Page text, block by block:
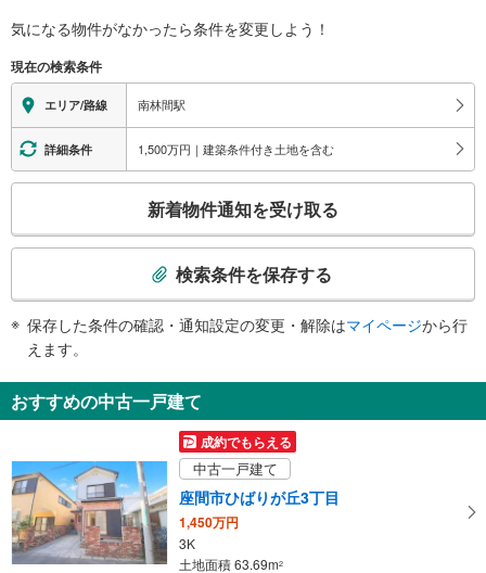
※段差なしでの移動経路
地上⇔改札⇔ホーム：○
エレベータ
・各ホーム⇔改札
・東口
・西口
トイレ
・改札内
気になる物件がなかったら条件を変更しよう！
現在の検索条件
エリア/路線 南林間駅
詳細条件 1,500万円｜建築条件付き土地を含む
検
知
を
け
取
る
・
条
新着物件通知を受け取る
検索条件を保存する
保存した条件の確認・通知設定の変更・解除はマイページから行
えます。
おすすめの中古一戸建て
成約でもらえる
中古一戸建て
座間市ひばりが丘3丁目
1,450万円
3K
土地面積 63.69m2